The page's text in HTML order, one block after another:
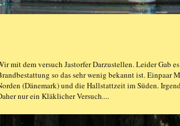
mit dem versuch Jastorfer Darzustellen. Leider Gab
so das sehr wenig bekannt ist. Einpaar
(Dänemark) und die Hallstattzeit im Süden.
nur ein Kläklicher Versuch....